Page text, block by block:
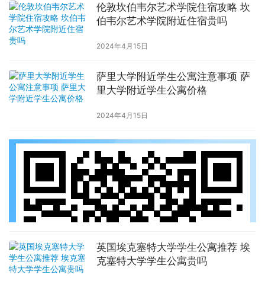
伦敦坎伯韦尔艺术学院住宿攻略 坎
伯韦尔艺术学院附近住宿贵吗
2024年4月15日
萨里大学附近学生公寓注意事项 萨
里大学附近学生公寓价格
2024年4月15日
英国埃克塞特大学学生公寓推荐 埃
克塞特大学学生公寓贵吗